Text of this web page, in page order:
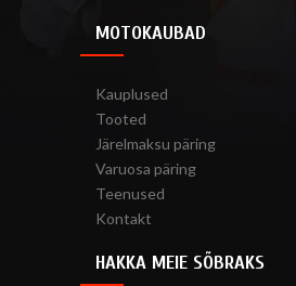
MOTOKAUBAD
Kauplused
Tooted
Järelmaksu päring
Varuosa päring
Teenused
Kontakt
HAKKA MEIE SÕBRAKS